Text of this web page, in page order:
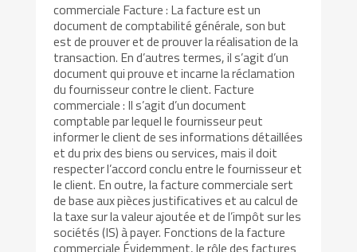
commerciale Facture : La facture est un
document de comptabilité générale, son but
est de prouver et de prouver la réalisation de la
transaction. En d’autres termes, il s’agit d’un
document qui prouve et incarne la réclamation
du fournisseur contre le client. Facture
commerciale : Il s’agit d’un document
comptable par lequel le fournisseur peut
informer le client de ses informations détaillées
et du prix des biens ou services, mais il doit
respecter l’accord conclu entre le fournisseur et
le client. En outre, la facture commerciale sert
de base aux pièces justificatives et au calcul de
la taxe sur la valeur ajoutée et de l’impôt sur les
sociétés (IS) à payer. Fonctions de la facture
commerciale Évidemment, le rôle des factures